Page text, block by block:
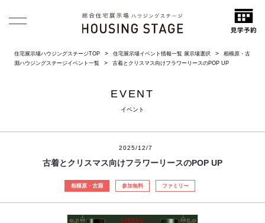
住宅展示場ハウジングステージTOP 住宅展示場イベント情報一覧 展示場選択
相模原・古
淵ハウジングステージイベント一覧
古着とクリスマス向けフラワーリースのPOP UP
EVENT
イベント
2025/12/7
古着とクリスマス向けフラワーリースのPOP UP
相模原・古淵 参加無料 ファミリー